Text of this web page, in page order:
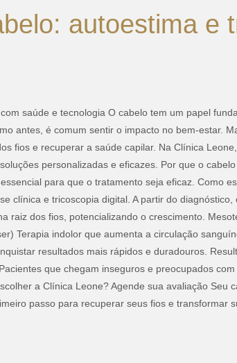
autoestima e
saúde e tecnologia O cabelo tem um papel
antes, é comum sentir o impacto no bem-estar.
fios e recuperar a saúde capilar. Na Clínica
personalizadas e eficazes. Por que o
para que o tratamento seja eficaz. Como
clínica e tricoscopia digital. A partir do
raiz dos fios, potencializando o crescimento.
Terapia indolor que aumenta a circulação
resultados mais rápidos e duradouros.
que chegam inseguros e preocupados
a Clínica Leone? Agende sua avaliação
passo para recuperar seus fios e transformar